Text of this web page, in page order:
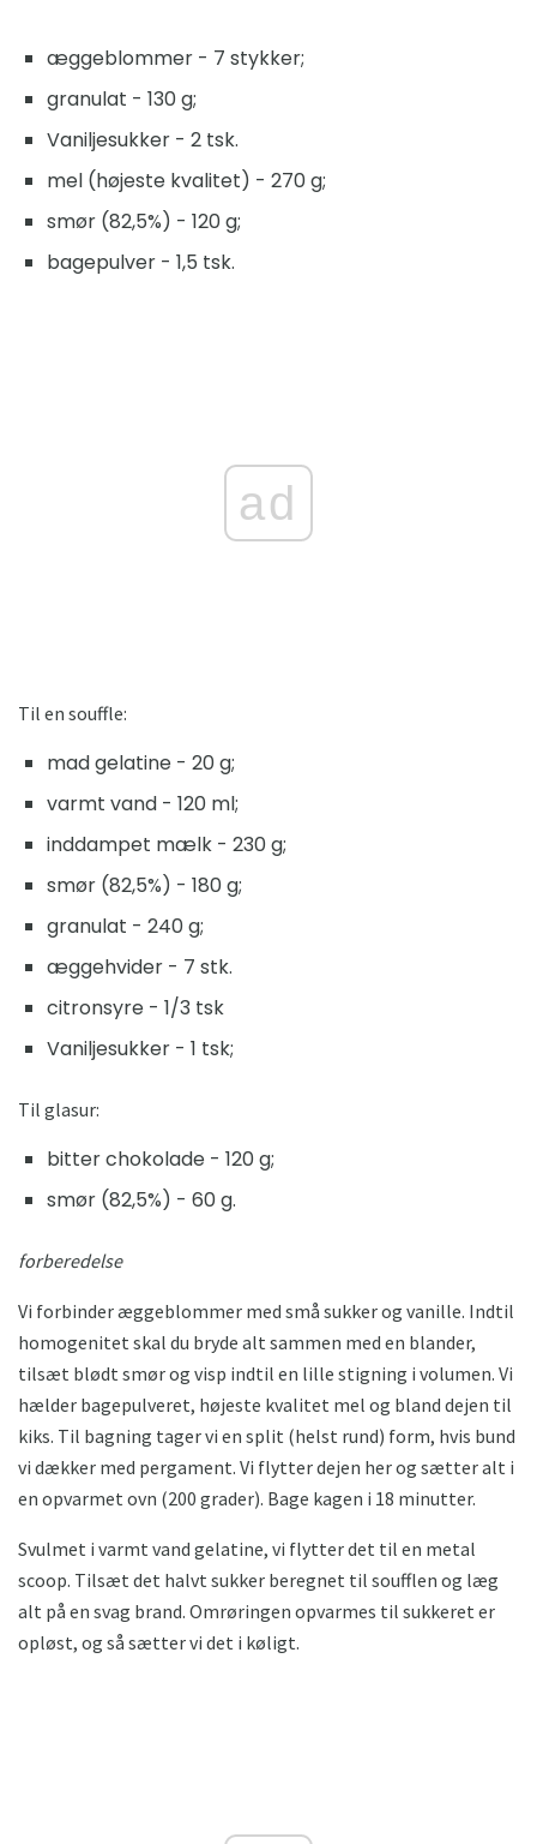
æggeblommer - 7 stykker;
granulat - 130 g;
Vaniljesukker - 2 tsk.
mel (højeste kvalitet) - 270 g;
smør (82,5%) - 120 g;
bagepulver - 1,5 tsk.
ad
Til en souffle:
mad gelatine - 20 g;
varmt vand - 120 ml;
inddampet mælk - 230 g;
smør (82,5%) - 180 g;
granulat - 240 g;
æggehvider - 7 stk.
citronsyre - 1/3 tsk
Vaniljesukker - 1 tsk;
Til glasur:
bitter chokolade - 120 g;
smør (82,5%) - 60 g.
forberedelse
Vi forbinder æggeblommer med små sukker og vanille. Indtil
homogenitet skal du bryde alt sammen med en blander,
tilsæt blødt smør og visp indtil en lille stigning i volumen. Vi
hælder bagepulveret, højeste kvalitet mel og bland dejen til
kiks. Til bagning tager vi en split (helst rund) form, hvis bund
vi dækker med pergament. Vi flytter dejen her og sætter alt i
en opvarmet ovn (200 grader). Bage kagen i 18 minutter.
Svulmet i varmt vand gelatine, vi flytter det til en metal
scoop. Tilsæt det halvt sukker beregnet til soufflen og læg
alt på en svag brand. Omrøringen opvarmes til sukkeret er
opløst, og så sætter vi det i køligt.